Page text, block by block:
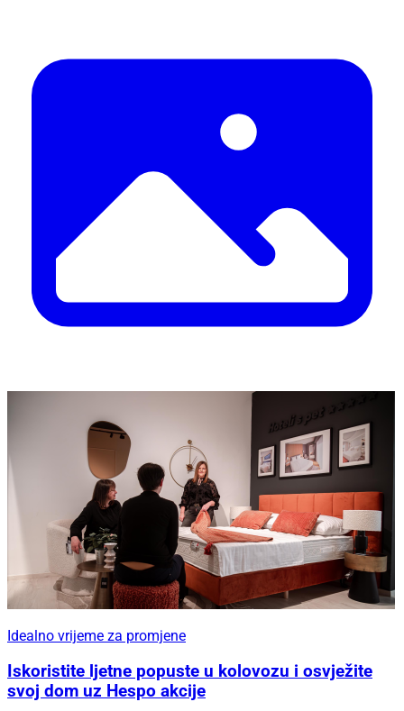
Idealno vrijeme za promjene
Iskoristite ljetne popuste u kolovozu i osvježite
svoj dom uz Hespo akcije